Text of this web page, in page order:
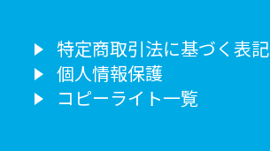
特定商取引法に基づく表記
個人情報保護
コピーライト一覧